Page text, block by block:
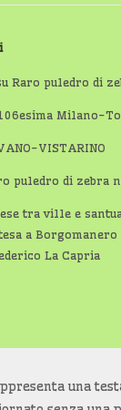
Raro puledro di
Milano-
VISTARINO
puledro di zebra
tra ville e
a
La Capria
una